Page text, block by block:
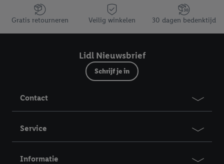
Jouw voordelen bij ons als Lidl webshop klant
Gratis retourneren Veilig winkelen 30 dagen bedenktijd
Lidl Nieuwsbrief
Schrijf je in
Contact
Service
Informatie